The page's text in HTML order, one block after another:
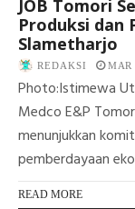
JOB Tomori
Produksi dan
Slametharjo
REDAKSI MAR
Photo:Istimewa
Medco E&P
menunjukkan
pemberdayaan
READ MORE